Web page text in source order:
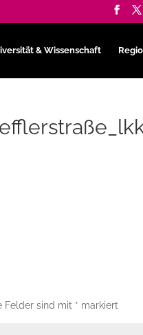
& Wissenschaft
Felder sind mit * markiert